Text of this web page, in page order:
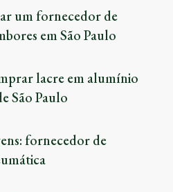
um fornecedor de
em São Paulo
lacre em alumínio
São Paulo
fornecedor de